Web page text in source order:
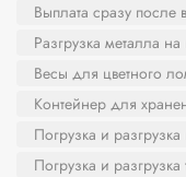
Выплата сразу после
Разгрузка металла
Весы для цветного
Контейнер для
Погрузка и
Погрузка и разгрузка